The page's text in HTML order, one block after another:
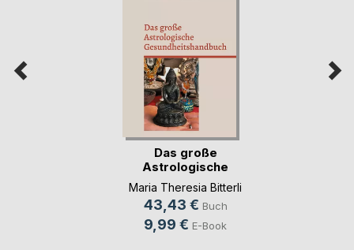
Das große
Astrologische
Gesundheit(...)
Maria Theresia Bitterli
43,43 € Buch
9,99 € E-Book